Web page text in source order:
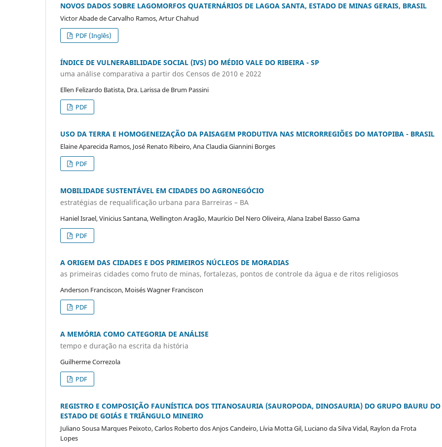
NOVOS DADOS SOBRE LAGOMORFOS QUATERNÁRIOS DE LAGOA SANTA, ESTADO DE MINAS GERAIS, BRASIL
Victor Abade de Carvalho Ramos, Artur Chahud
PDF (Inglês)
ÍNDICE DE VULNERABILIDADE SOCIAL (IVS) DO MÉDIO VALE DO RIBEIRA - SP
uma análise comparativa a partir dos Censos de 2010 e 2022
Ellen Felizardo Batista, Dra. Larissa de Brum Passini
PDF
USO DA TERRA E HOMOGENEIZAÇÃO DA PAISAGEM PRODUTIVA NAS MICRORREGIÕES DO MATOPIBA - BRASIL
Elaine Aparecida Ramos, José Renato Ribeiro, Ana Claudia Giannini Borges
PDF
MOBILIDADE SUSTENTÁVEL EM CIDADES DO AGRONEGÓCIO
estratégias de requalificação urbana para Barreiras – BA
Haniel Israel, Vinicius Santana, Wellington Aragão, Maurício Del Nero Oliveira, Alana Izabel Basso Gama
PDF
A ORIGEM DAS CIDADES E DOS PRIMEIROS NÚCLEOS DE MORADIAS
as primeiras cidades como fruto de minas, fortalezas, pontos de controle da água e de ritos religiosos
Anderson Franciscon, Moisés Wagner Franciscon
PDF
A MEMÓRIA COMO CATEGORIA DE ANÁLISE
tempo e duração na escrita da história
Guilherme Correzola
PDF
REGISTRO E COMPOSIÇÃO FAUNÍSTICA DOS TITANOSAURIA (SAUROPODA, DINOSAURIA) DO GRUPO BAURU DO
ESTADO DE GOIÁS E TRIÂNGULO MINEIRO
Juliano Sousa Marques Peixoto, Carlos Roberto dos Anjos Candeiro, Lívia Motta Gil, Luciano da Silva Vidal, Raylon da Frota
Lopes